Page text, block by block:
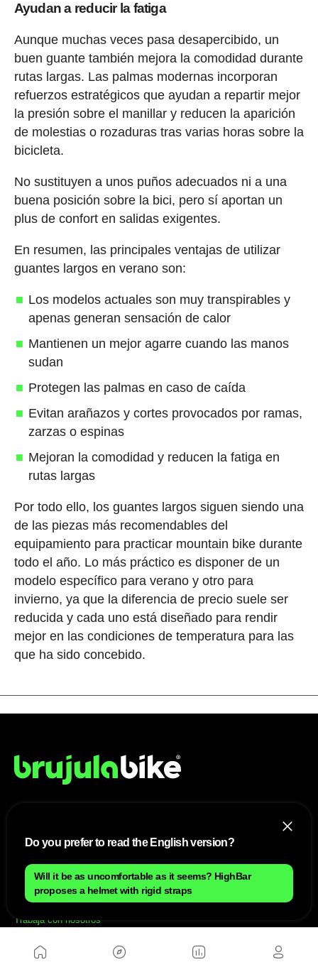
Ayudan a reducir la fatiga
Aunque muchas veces pasa desapercibido, un
buen guante también mejora la comodidad durante
rutas largas. Las palmas modernas incorporan
refuerzos estratégicos que ayudan a repartir mejor
la presión sobre el manillar y reducen la aparición
de molestias o rozaduras tras varias horas sobre la
bicicleta.
No sustituyen a unos puños adecuados ni a una
buena posición sobre la bici, pero sí aportan un
plus de confort en salidas exigentes.
En resumen, las principales ventajas de utilizar
guantes largos en verano son:
Los modelos actuales son muy transpirables y
apenas generan sensación de calor
Mantienen un mejor agarre cuando las manos
sudan
Protegen las palmas en caso de caída
Evitan arañazos y cortes provocados por ramas,
zarzas o espinas
Mejoran la comodidad y reducen la fatiga en
rutas largas
Por todo ello, los guantes largos siguen siendo una
de las piezas más recomendables del
equipamiento para practicar mountain bike durante
todo el año. Lo más práctico es disponer de un
modelo específico para verano y otro para
invierno, ya que la diferencia de precio suele ser
reducida y cada uno está diseñado para rendir
mejor en las condiciones de temperatura para las
que ha sido concebido.
Aviso Legal
Anúnciate con nosotros
Política de cookies
Política de privacidad
Trabaja con nosotros
WEBS AMIGAS
Do you prefer to read the English version?
Will it be as uncomfortable as it seems? HighBar
proposes a helmet with rigid straps